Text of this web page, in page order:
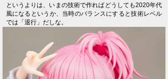
というよりは、いまの技術で作ればどうしても2020年代
風になるというか、当時のバランスにすると技術レベル
では「退行」だしな。